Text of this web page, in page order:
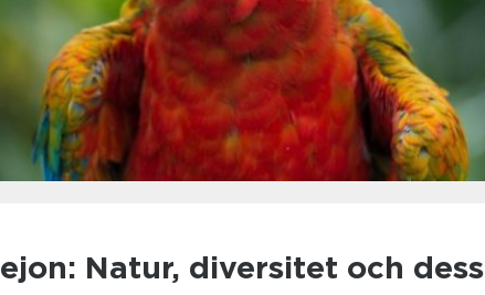
Natur, diversitet och dess